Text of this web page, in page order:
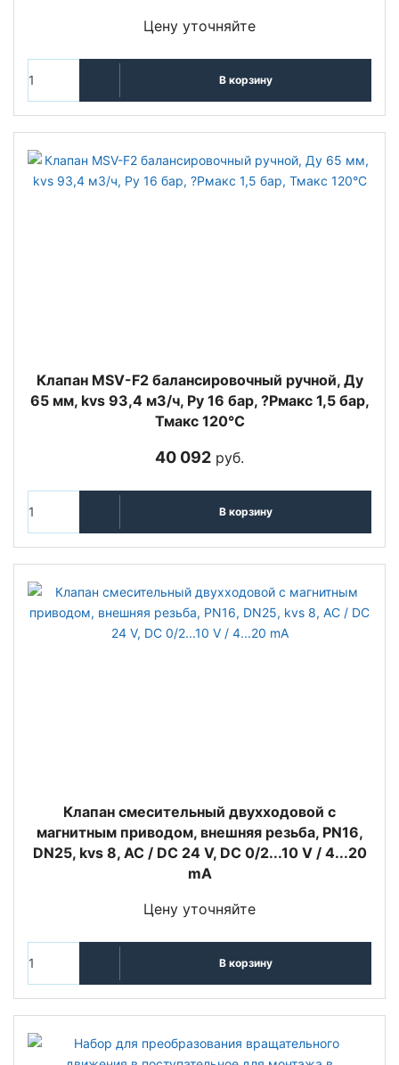
Цену уточняйте
В корзину
Клапан MSV-F2 балансировочный ручной, Ду
65 мм, kvs 93,4 м3/ч, Ру 16 бар, ?Рмакс 1,5 бар,
Тмакс 120°С
40 092 руб.
В корзину
Клапан смесительный двухходовой с
магнитным приводом, внешняя резьба, PN16,
DN25, kvs 8, AC / DC 24 V, DC 0/2...10 V / 4...20
mA
Цену уточняйте
В корзину